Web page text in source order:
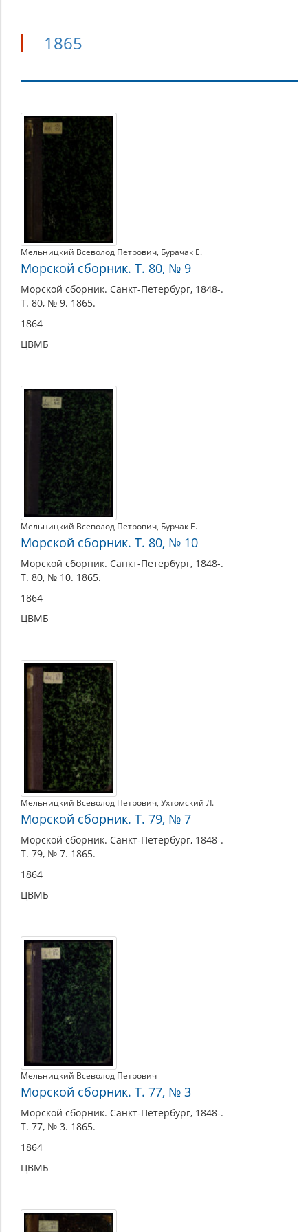
1865
1865
Мельницкий Всеволод Петрович, Бурачак Е.
Морской сборник. Т. 80, № 9
Морской сборник. Санкт-Петербург, 1848-.
Т. 80, № 9. 1865.
1864
ЦВМБ
Мельницкий Всеволод Петрович, Бурчак Е.
Морской сборник. Т. 80, № 10
Морской сборник. Санкт-Петербург, 1848-.
Т. 80, № 10. 1865.
1864
ЦВМБ
Мельницкий Всеволод Петрович, Ухтомский Л.
Морской сборник. Т. 79, № 7
Морской сборник. Санкт-Петербург, 1848-.
Т. 79, № 7. 1865.
1864
ЦВМБ
Мельницкий Всеволод Петрович
Морской сборник. Т. 77, № 3
Морской сборник. Санкт-Петербург, 1848-.
Т. 77, № 3. 1865.
1864
ЦВМБ